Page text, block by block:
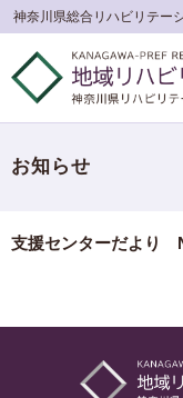
神奈川県総合リハビリテー
お知らせ
支援センターだより